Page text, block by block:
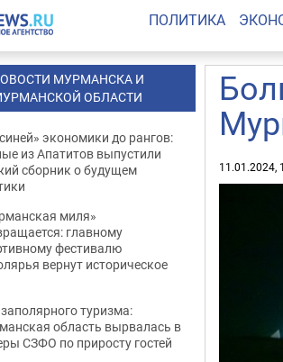
ПОЛИТИКА
11.01.2024,
МУРМАНСКА И
ОБЛАСТИ
экономики до рангов:
из Апатитов выпустили
сборник о будущем
миля»
главному
фестивалю
вернут историческое
туризма:
область вырвалась в
СЗФО по приросту гостей